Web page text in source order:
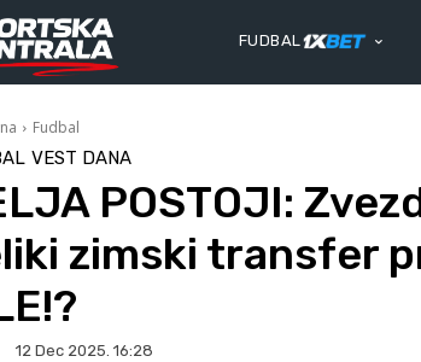
FUDBAL
Fudbal
VEST DANA
POSTOJI:
zimski transfer
12 Dec 2025. 16:28